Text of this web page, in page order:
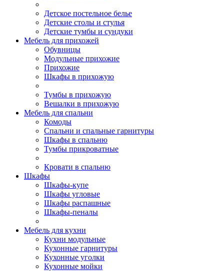
Детское постельное белье
Детские столы и стулья
Детские тумбы и сундуки
Мебель для прихожей
Обувницы
Модульные прихожие
Прихожие
Шкафы в прихожую
Тумбы в прихожую
Вешалки в прихожую
Мебель для спальни
Комоды
Спальни и спальные гарнитуры
Шкафы в спальню
Тумбы прикроватные
Кровати в спальню
Шкафы
Шкафы-купе
Шкафы угловые
Шкафы распашные
Шкафы-пеналы
Мебель для кухни
Кухни модульные
Кухонные гарнитуры
Кухонные уголки
Кухонные мойки